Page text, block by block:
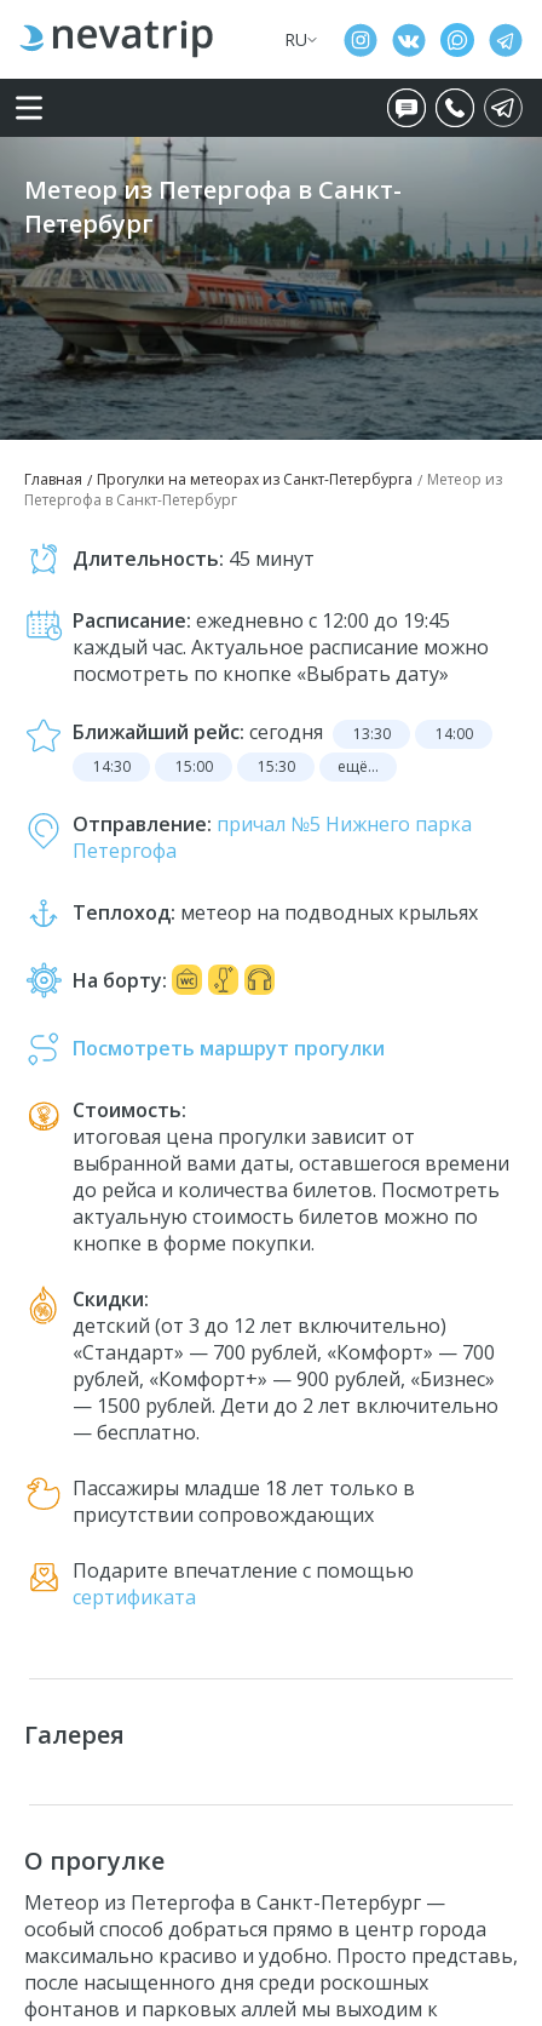
RU
Метеор из Петергофа в Санкт-
Петербург
Главная Прогулки на метеорах из Санкт-Петербурга
Метеор из
Петергофа в Санкт-Петербург
Длительность: 45 минут
Расписание: ежедневно с 12:00 до 19:45
каждый час. Актуальное расписание можно
посмотреть по кнопке «Выбрать дату»
Ближайший рейс: сегодня 13:30
14:00
14:30
15:00 15:30 ещё...
Отправление: причал №5 Нижнего парка
Петергофа
Теплоход: метеор на подводных крыльях
На борту:
Посмотреть маршрут прогулки
Стоимость:
итоговая цена прогулки зависит от
выбранной вами даты, оставшегося времени
до рейса и количества билетов. Посмотреть
актуальную стоимость билетов можно по
кнопке в форме покупки.
Скидки:
детский (от 3 до 12 лет включительно)
«Стандарт» — 700 рублей, «Комфорт» — 700
рублей, «Комфорт+» — 900 рублей, «Бизнес»
— 1500 рублей. Дети до 2 лет включительно
— бесплатно.
Пассажиры младше 18 лет только в
присутствии сопровождающих
Подарите впечатление с помощью
сертификата
О прогулке
Метеор из Петергофа в Санкт-Петербург —
особый способ добраться прямо в центр города
максимально красиво и удобно. Просто представь,
после насыщенного дня среди роскошных
фонтанов и парковых аллей мы выходим к
Галерея